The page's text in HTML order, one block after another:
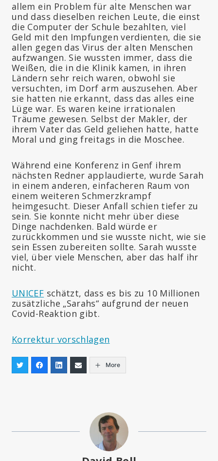
allem ein Problem für alte Menschen war
und dass dieselben reichen Leute, die einst
die Computer der Schule bezahlten, viel
Geld mit den Impfungen verdienten, die sie
allen gegen das Virus der alten Menschen
aufzwangen. Sie wussten immer, dass die
Weißen, die in die Klinik kamen, in ihren
Ländern sehr reich waren, obwohl sie
versuchten, im Dorf arm auszusehen. Aber
sie hatten nie erkannt, dass das alles eine
Lüge war. Es waren keine irrationalen
Träume gewesen. Selbst der Makler, der
ihrem Vater das Geld geliehen hatte, hatte
Moral und ging freitags in die Moschee.
Während eine Konferenz in Genf ihrem
nächsten Redner applaudierte, wurde Sarah
in einem anderen, einfacheren Raum von
einem weiteren Schmerzkrampf
heimgesucht. Dieser Anfall schien tiefer zu
sein. Sie konnte nicht mehr über diese
Dinge nachdenken. Bald würde er
zurückkommen und sie wusste nicht, wie sie
sein Essen zubereiten sollte. Sarah wusste
viel, über viele Menschen, aber das half ihr
nicht.
UNICEF schätzt, dass es bis zu 10 Millionen
zusätzliche „Sarahs“ aufgrund der neuen
Covid-Reaktion gibt.
Korrektur vorschlagen
More